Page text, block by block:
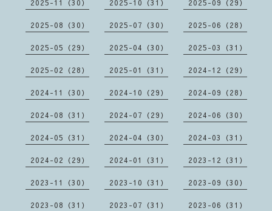
2025-11（30） 2025-10（31） 2025-09（29）
2025-08（30） 2025-07（30） 2025-06（28）
2025-05（29） 2025-04（30） 2025-03（31）
2025-02（28） 2025-01（31） 2024-12（29）
2024-11（30） 2024-10（29） 2024-09（28）
2024-08（31） 2024-07（29） 2024-06（30）
2024-05（31） 2024-04（30） 2024-03（31）
2024-02（29） 2024-01（31） 2023-12（31）
2023-11（30） 2023-10（31） 2023-09（30）
2023-08（31） 2023-07（31） 2023-06（31）